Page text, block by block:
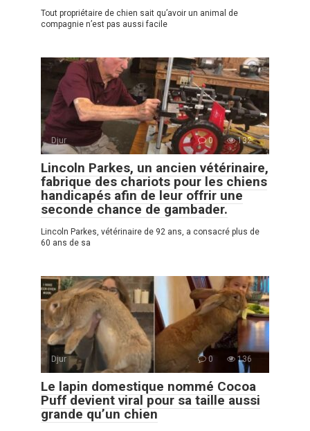
Tout propriétaire de chien sait qu’avoir un animal de
compagnie n’est pas aussi facile
Djur 0 132
Lincoln Parkes, un ancien vétérinaire,
fabrique des chariots pour les chiens
handicapés afin de leur offrir une
seconde chance de gambader.
Lincoln Parkes, vétérinaire de 92 ans, a consacré plus de
60 ans de sa
Djur 0 136
Le lapin domestique nommé Cocoa
Puff devient viral pour sa taille aussi
grande qu’un chien